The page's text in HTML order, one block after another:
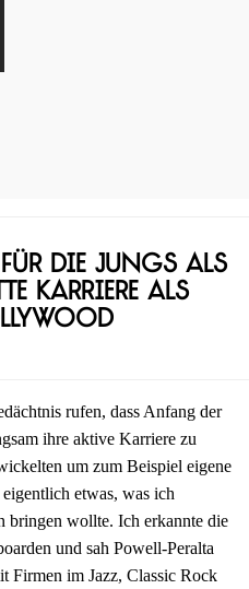
die Jungs als
Karriere als
rufen, dass Anfang der
ihre aktive Karriere zu
um zum Beispiel eigene
etwas, was ich
bringen wollte. Ich erkannte die
und sah Powell-Peralta
Firmen im Jazz, Classic Rock